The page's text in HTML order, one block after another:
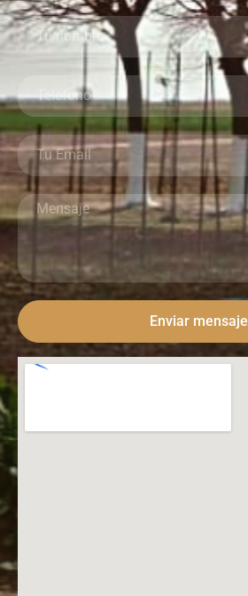
Enviar mensaje